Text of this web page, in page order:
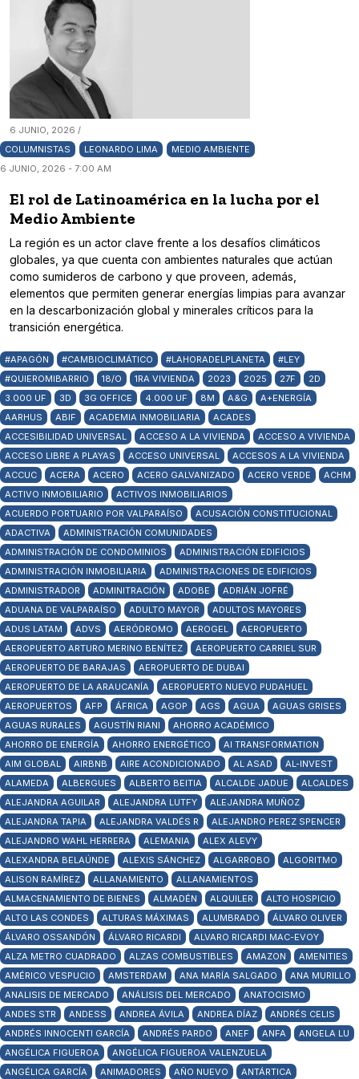
6 JUNIO, 2026 /
COLUMNISTAS
LEONARDO LIMA
MEDIO AMBIENTE
6 JUNIO, 2026 - 7:00 AM
El rol de Latinoamérica en la lucha por el
Medio Ambiente
La región es un actor clave frente a los desafíos climáticos
globales, ya que cuenta con ambientes naturales que actúan
como sumideros de carbono y que proveen, además,
elementos que permiten generar energías limpias para avanzar
en la descarbonización global y minerales críticos para la
transición energética.
#APAGÓN #CAMBIOCLIMÁTICO #LAHORADELPLANETA
#LEY
#QUIEROMIBARRIO
18/O 1RA VIVIENDA 2023 2025 27F
2D
3.000 UF
3D 3G OFFICE 4.000 UF 8M A&G
A+ENERGÍA
AARHUS
ABIF ACADEMIA INMOBILIARIA
ACADES
ACCESIBILIDAD UNIVERSAL
ACCESO A LA VIVIENDA
ACCESO A VIVIENDA
ACCESO LIBRE A PLAYAS
ACCESO UNIVERSAL
ACCESOS A LA VIVIENDA
ACCUC
ACERA ACERO ACERO GALVANIZADO ACERO VERDE
ACHM
ACTIVO INMOBILIARIO
ACTIVOS INMOBILIARIOS
ACUERDO PORTUARIO POR VALPARAÍSO
ACUSACIÓN CONSTITUCIONAL
ADACTIVA
ADMINISTRACIÓN COMUNIDADES
ADMINISTRACIÓN DE CONDOMINIOS
ADMINISTRACIÓN EDIFICIOS
ADMINISTRACIÓN INMOBILIARIA
ADMINISTRACIONES DE EDIFICIOS
ADMINISTRADOR
ADMINITRACIÓN ADOBE
ADRIÁN JOFRÉ
ADUANA DE VALPARAÍSO
ADULTO MAYOR
ADULTOS MAYORES
ADUS LATAM
ADVS AERÓDROMO AEROGEL
AEROPUERTO
AEROPUERTO ARTURO MERINO BENÍTEZ
AEROPUERTO CARRIEL SUR
AEROPUERTO DE BARAJAS
AEROPUERTO DE DUBAI
AEROPUERTO DE LA ARAUCANÍA
AEROPUERTO NUEVO PUDAHUEL
AEROPUERTOS
AFP ÁFRICA AGOP AGS AGUA
AGUAS GRISES
AGUAS RURALES
AGUSTÍN RIANI
AHORRO ACADÉMICO
AHORRO DE ENERGÍA
AHORRO ENERGÉTICO
AI TRANSFORMATION
AIM GLOBAL
AIRBNB AIRE ACONDICIONADO AL ASAD
AL-INVEST
ALAMEDA
ALBERGUES ALBERTO BEITIA ALCALDE JADUE
ALCALDES
ALEJANDRA AGUILAR
ALEJANDRA LUTFY
ALEJANDRA MUÑOZ
ALEJANDRA TAPIA
ALEJANDRA VALDÉS R
ALEJANDRO PEREZ SPENCER
ALEJANDRO WAHL HERRERA
ALEMANIA
ALEX ALEVY
ALEXANDRA BELAÚNDE
ALEXIS SÁNCHEZ ALGARROBO
ALGORITMO
ALISON RAMÍREZ
ALLANAMIENTO
ALLANAMIENTOS
ALMACENAMIENTO DE BIENES
ALMADÉN ALQUILER
ALTO HOSPICIO
ALTO LAS CONDES
ALTURAS MÁXIMAS ALUMBRADO
ÁLVARO OLIVER
ÁLVARO OSSANDÓN
ÁLVARO RICARDI
ALVARO RICARDI MAC-EVOY
ALZA METRO CUADRADO
ALZAS COMBUSTIBLES AMAZON
AMENITIES
AMÉRICO VESPUCIO
AMSTERDAM ANA MARÍA SALGADO
ANA MURILLO
ANALISIS DE MERCADO
ANÁLISIS DEL MERCADO
ANATOCISMO
ANDES STR
ANDESS ANDREA ÁVILA ANDREA DÍAZ
ANDRÉS CELIS
ANDRÉS INNOCENTI GARCÍA
ANDRÉS PARDO ANEF ANFA
ANGELA LU
ANGÉLICA FIGUEROA
ANGÉLICA FIGUEROA VALENZUELA
ANGÉLICA GARCÍA
ANIMADORES AÑO NUEVO
ANTÁRTICA